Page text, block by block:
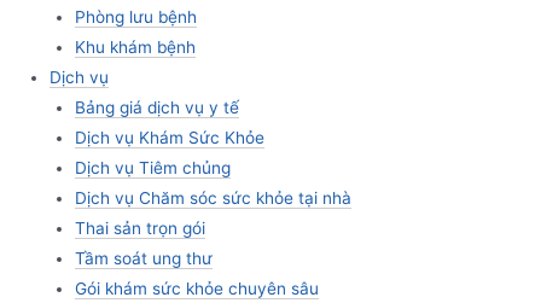
Phòng lưu bệnh
Khu khám bệnh
Dịch vụ
Bảng giá dịch vụ y tế
Dịch vụ Khám Sức Khỏe
Dịch vụ Tiêm chủng
Dịch vụ Chăm sóc sức khỏe tại nhà
Thai sản trọn gói
Tầm soát ung thư
Gói khám sức khỏe chuyên sâu